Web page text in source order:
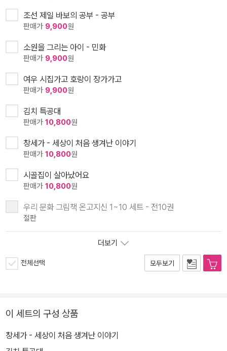
조선 제일 바보의 공부 - 공부
판매가 9,900원
소원을 그리는 아이 - 민화
판매가 9,900원
여우 시집가고 호랑이 장가가고
판매가 9,900원
김치 특공대
판매가 10,800원
창세가 - 세상이 처음 생겨난 이야기
판매가 10,800원
시골집이 살아났어요
판매가 10,800원
우리 문화 그림책 온고지신 1~10 세트 - 전10권
절판
더보기
전체선택 모두보기
이 세트의 구성 상품
창세가 - 세상이 처음 생겨난 이야기